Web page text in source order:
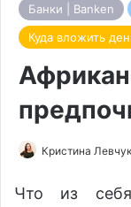
Банки | Banken
Куда вложить
Кристина
Что из